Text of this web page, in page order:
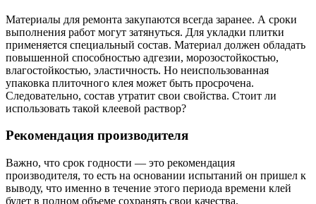
Материалы для ремонта закупаются всегда заранее. А сроки
выполнения работ могут затянуться. Для укладки плитки
применяется специальный состав. Материал должен обладать
повышенной способностью адгезии, морозостойкостью,
влагостойкостью, эластичность. Но неиспользованная
упаковка плиточного клея может быть просрочена.
Следовательно, состав утратит свои свойства. Стоит ли
использовать такой клеевой раствор?
Рекомендация производителя
Важно, что срок годности — это рекомендация
производителя, то есть на основании испытаний он пришел к
выводу, что именно в течение этого периода времени клей
будет в полном объеме сохранять свои качества.